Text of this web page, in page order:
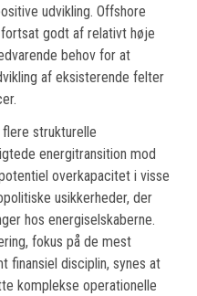
udvikling. Offshore
godt af relativt høje
behov for at
af eksisterende felter
strukturelle
energitransition mod
overkapacitet i visse
usikkerheder, der
hos energiselskaberne.
fokus på de mest
finansiel disciplin, synes at
komplekse operationelle